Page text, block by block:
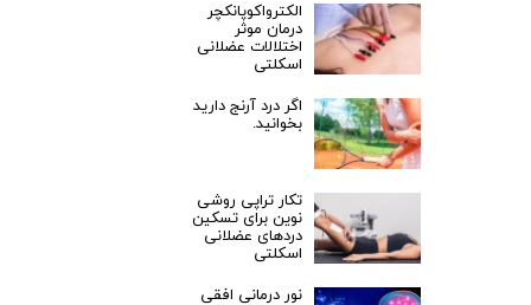
الکترواکوپانکچر
درمان موثر
اختلالات عضلانی
اسکلتی
اگر درد آرنج دارید
بخوانید.
تکار تراپی روشی
نوین برای تسکین
دردهای عضلانی
اسکلتی
نور درمانی افقی